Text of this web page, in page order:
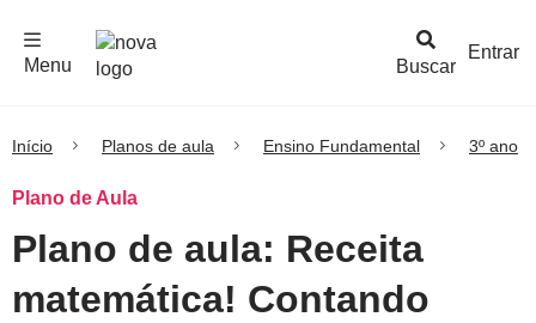
Buscar
Menu
Entrar
Início Planos de aula Ensino Fundamental 3º ano
Plano de Aula
Plano de aula: Receita
matemática! Contando